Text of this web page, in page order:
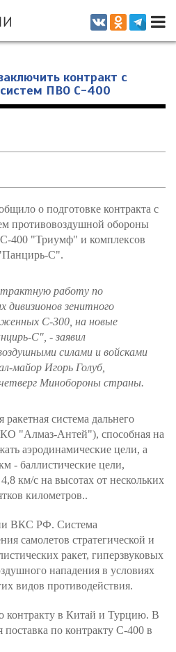
посвященное актуальным
пространстве
контракт с
систем ПВО С-400
о подготовке контракта с
противовоздушной обороны
400 "Триумф" и комплексов
С".
работу по
дивизионов зенитного
С-300, на новые
С", - заявил
силами и войсками
майор Игорь Голуб,
Минобороны страны.
система дальнего
"Алмаз-Антей"), способная на
аэродинамические цели, а
- баллистические цели,
км/с на высотах от нескольких
километров..
ВКС РФ. Система
самолетов стратегической и
ракет, гиперзвуковых
нападения в условиях
видов противодействия.
контракту в Китай и Турцию. В
поставка по контракту С-400 в